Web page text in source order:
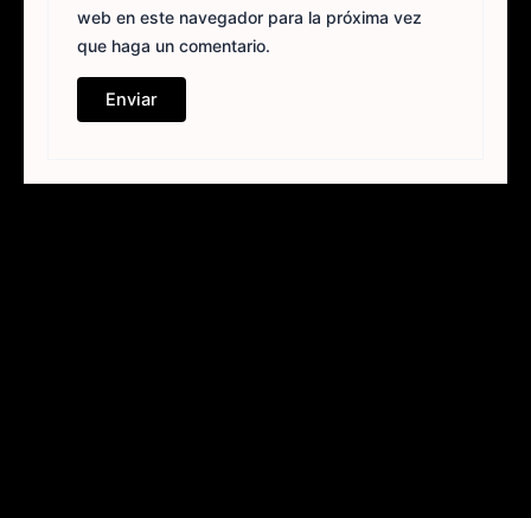
web en este navegador para la próxima vez
que haga un comentario.